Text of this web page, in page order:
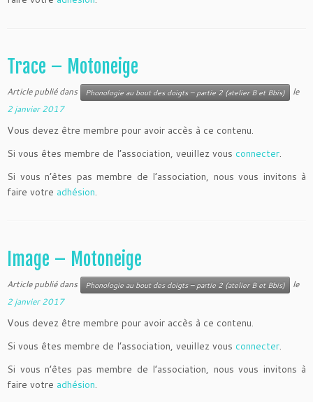
Trace – Motoneige
Article publié dans Phonologie au bout des doigts – partie 2 (atelier B et Bbis)
le
2 janvier 2017
Vous devez être membre pour avoir accès à ce contenu.
Si vous êtes membre de l’association, veuillez vous connecter.
Si vous n’êtes pas membre de l’association, nous vous invitons à
faire votre adhésion.
Image – Motoneige
Article publié dans Phonologie au bout des doigts – partie 2 (atelier B et Bbis)
le
2 janvier 2017
Vous devez être membre pour avoir accès à ce contenu.
Si vous êtes membre de l’association, veuillez vous connecter.
Si vous n’êtes pas membre de l’association, nous vous invitons à
faire votre adhésion.